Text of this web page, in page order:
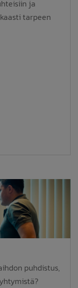
ja
tarpeen
puhdistus,